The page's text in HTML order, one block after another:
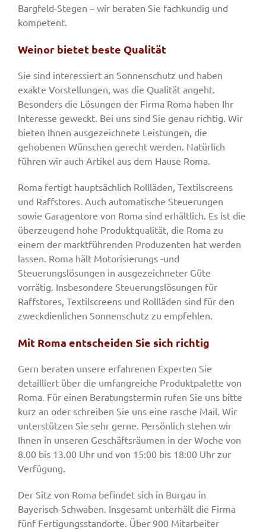
Bargfeld-Stegen – wir beraten Sie fachkundig und
kompetent.
Weinor bietet beste Qualität
Sie sind interessiert an Sonnenschutz und haben
exakte Vorstellungen, was die Qualität angeht.
Besonders die Lösungen der Firma Roma haben Ihr
Interesse geweckt. Bei uns sind Sie genau richtig. Wir
bieten Ihnen ausgezeichnete Leistungen, die
gehobenen Wünschen gerecht werden. Natürlich
führen wir auch Artikel aus dem Hause Roma.
Roma fertigt hauptsächlich Rollläden, Textilscreens
und Raffstores. Auch automatische Steuerungen
sowie Garagentore von Roma sind erhältlich. Es ist die
überzeugend hohe Produktqualität, die Roma zu
einem der marktführenden Produzenten hat werden
lassen. Roma hält Motorisierungs -und
Steuerungslösungen in ausgezeichneter Güte
vorrätig. Insbesondere Steuerungslösungen für
Raffstores, Textilscreens und Rollläden sind für den
zweckdienlichen Sonnenschutz zu empfehlen.
Mit Roma entscheiden Sie sich richtig
Gern beraten unsere erfahrenen Experten Sie
detailliert über die umfangreiche Produktpalette von
Roma. Für einen Beratungstermin rufen Sie uns bitte
kurz an oder schreiben Sie uns eine rasche Mail. Wir
unterstützen Sie sehr gerne. Persönlich stehen wir
Ihnen in unseren Geschäftsräumen in der Woche von
8.00 bis 13.00 Uhr und von 15:00 bis 18:00 Uhr zur
Verfügung.
Der Sitz von Roma befindet sich in Burgau in
Bayerisch-Schwaben. Insgesamt unterhält die Firma
fünf Fertigungsstandorte. Über 900 Mitarbeiter